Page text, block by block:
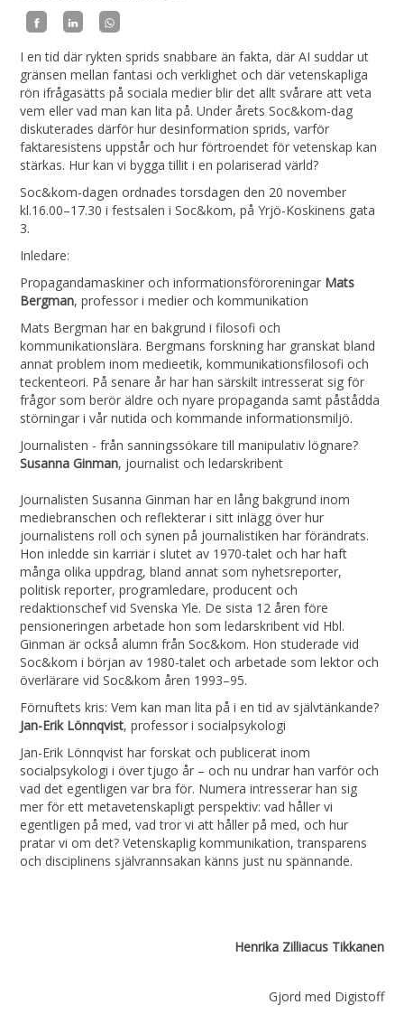
I en tid där rykten sprids snabbare än fakta, där AI suddar ut
gränsen mellan fantasi och verklighet och där vetenskapliga
rön ifrågasätts på sociala medier blir det allt svårare att veta
vem eller vad man kan lita på. Under årets Soc&kom-dag
diskuterades därför hur desinformation sprids, varför
faktaresistens uppstår och hur förtroendet för vetenskap kan
stärkas. Hur kan vi bygga tillit i en polariserad värld?
Soc&kom-dagen ordnades torsdagen den 20 november
kl.16.00–17.30 i festsalen i Soc&kom, på Yrjö-Koskinens gata
3.
Inledare:
Propagandamaskiner och informationsföroreningar Mats
Bergman, professor i medier och kommunikation
Mats Bergman har en bakgrund i filosofi och
kommunikationslära. Bergmans forskning har granskat bland
annat problem inom medieetik, kommunikationsfilosofi och
teckenteori. På senare år har han särskilt intresserat sig för
frågor som berör äldre och nyare propaganda samt påstådda
störningar i vår nutida och kommande informationsmiljö.
Journalisten - från sanningssökare till manipulativ lögnare?
Susanna Ginman, journalist och ledarskribent
Journalisten Susanna Ginman har en lång bakgrund inom
mediebranschen och reflekterar i sitt inlägg över hur
journalistens roll och synen på journalistiken har förändrats.
Hon inledde sin karriär i slutet av 1970-talet och har haft
många olika uppdrag, bland annat som nyhetsreporter,
politisk reporter, programledare, producent och
redaktionschef vid Svenska Yle. De sista 12 åren före
pensioneringen arbetade hon som ledarskribent vid Hbl.
Ginman är också alumn från Soc&kom. Hon studerade vid
Soc&kom i början av 1980-talet och arbetade som lektor och
överlärare vid Soc&kom åren 1993–95.
Förnuftets kris: Vem kan man lita på i en tid av självtänkande?
Jan-Erik Lönnqvist, professor i socialpsykologi
Jan-Erik Lönnqvist har forskat och publicerat inom
socialpsykologi i över tjugo år – och nu undrar han varför och
vad det egentligen var bra för. Numera intresserar han sig
mer för ett metavetenskapligt perspektiv: vad håller vi
egentligen på med, vad tror vi att håller på med, och hur
pratar vi om det? Vetenskaplig kommunikation, transparens
och disciplinens självrannsakan känns just nu spännande.
Henrika Zilliacus Tikkanen
Gjord med Digistoff